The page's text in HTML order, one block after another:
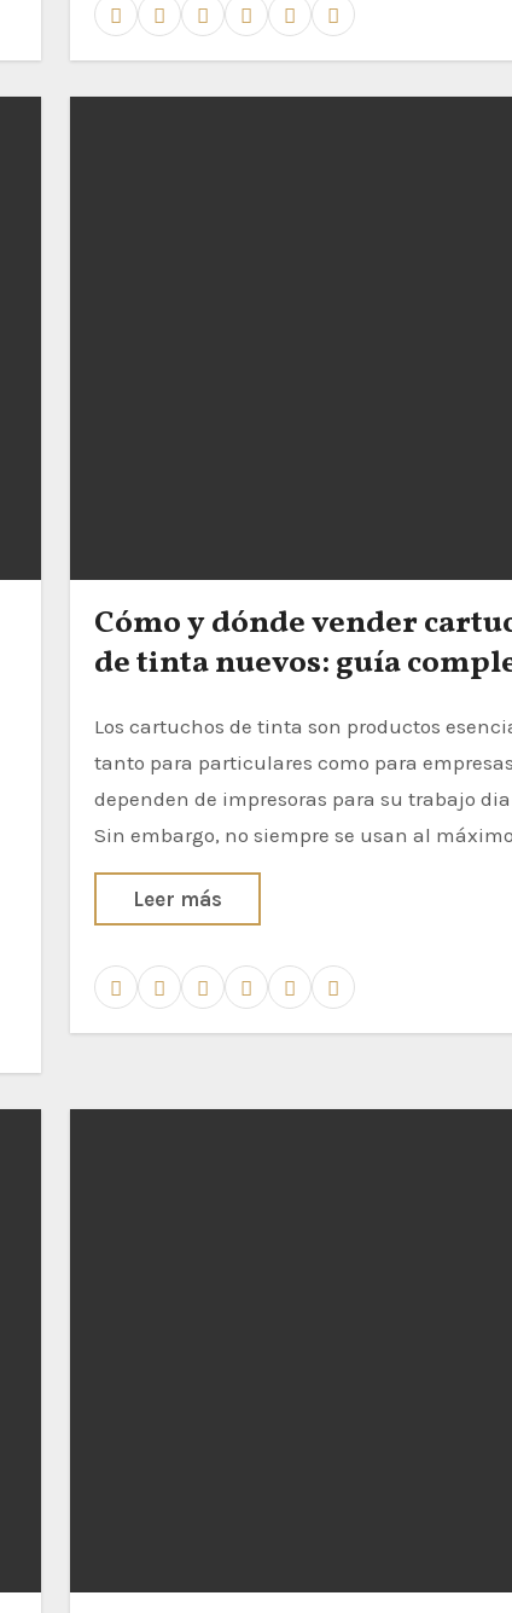
Cómo y dónde vender
de tinta nuevos: guía
Los cartuchos de tinta son productos esenciales
tanto para particulares como para
dependen de impresoras para su trabajo
Sin embargo, no siempre se usan al
Leer más